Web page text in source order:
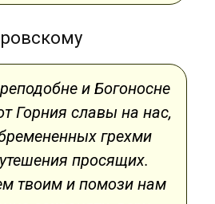
и Богоносне
Горния славы на нас,
грехми
просящих.
твоим и помози нам